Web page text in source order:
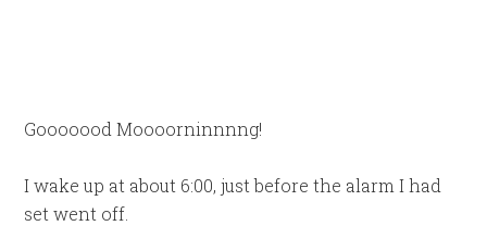
Gooooood Moooorninnnng!
I wake up at about 6:00, just before the alarm I had
set went off.